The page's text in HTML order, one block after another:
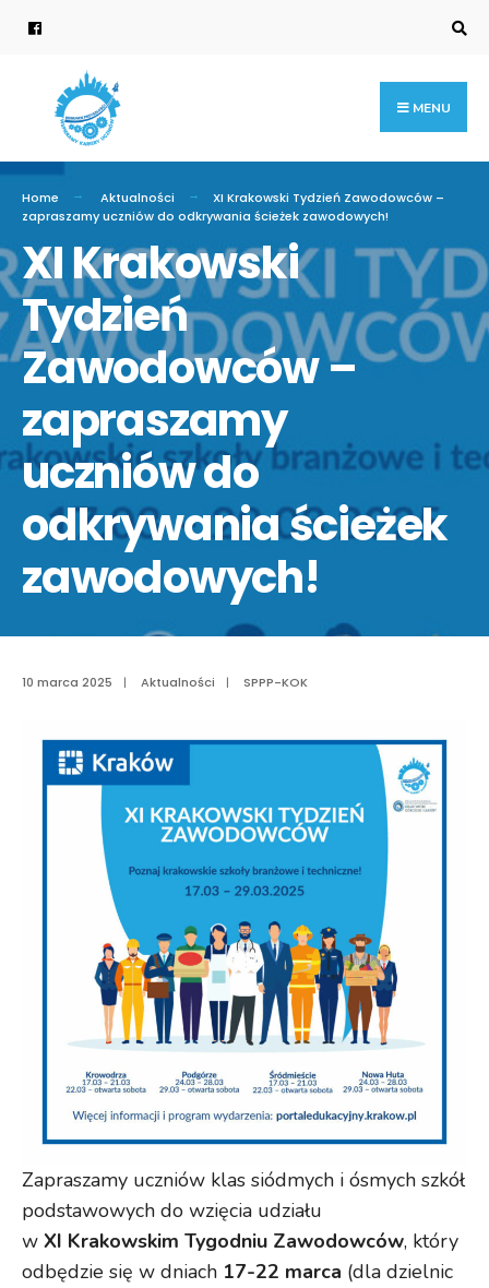
content
MENU
Home Aktualności
XI Krakowski Tydzień Zawodowców –
zapraszamy uczniów do odkrywania ścieżek zawodowych!
XI Krakowski
Tydzień
Zawodowców –
zapraszamy
uczniów do
odkrywania ścieżek
zawodowych!
10 marca 2025 | Aktualności | SPPP-KOK
Zapraszamy uczniów klas siódmych i ósmych szkół
podstawowych do wzięcia udziału
w XI Krakowskim Tygodniu Zawodowców, który
odbędzie się w dniach 17-22 marca (dla dzielnic